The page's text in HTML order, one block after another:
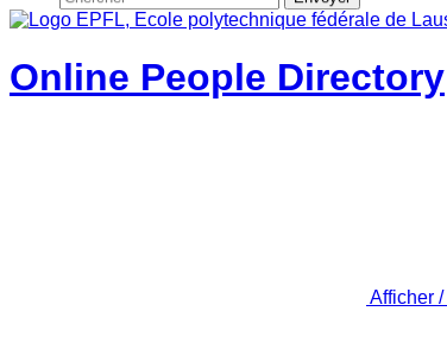
Online People Directory
Afficher